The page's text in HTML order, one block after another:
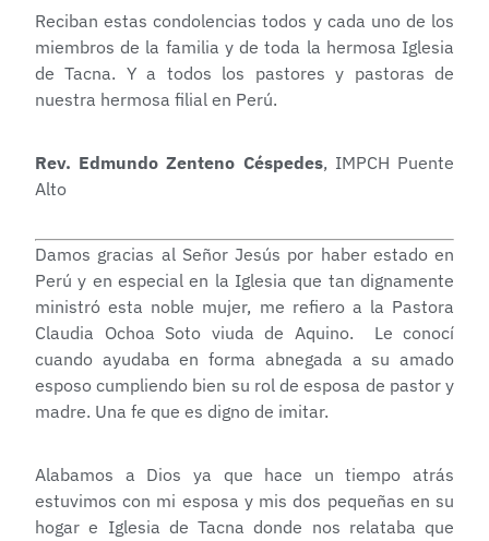
Reciban estas condolencias todos y cada uno de los
miembros de la familia y de toda la hermosa Iglesia
de Tacna. Y a todos los pastores y pastoras de
nuestra hermosa filial en Perú.
Rev. Edmundo Zenteno Céspedes, IMPCH Puente
Alto
Damos gracias al Señor Jesús por haber estado en
Perú y en especial en la Iglesia que tan dignamente
ministró esta noble mujer, me refiero a la Pastora
Claudia Ochoa Soto viuda de Aquino. Le conocí
cuando ayudaba en forma abnegada a su amado
esposo cumpliendo bien su rol de esposa de pastor y
madre. Una fe que es digno de imitar.
Alabamos a Dios ya que hace un tiempo atrás
estuvimos con mi esposa y mis dos pequeñas en su
hogar e Iglesia de Tacna donde nos relataba que